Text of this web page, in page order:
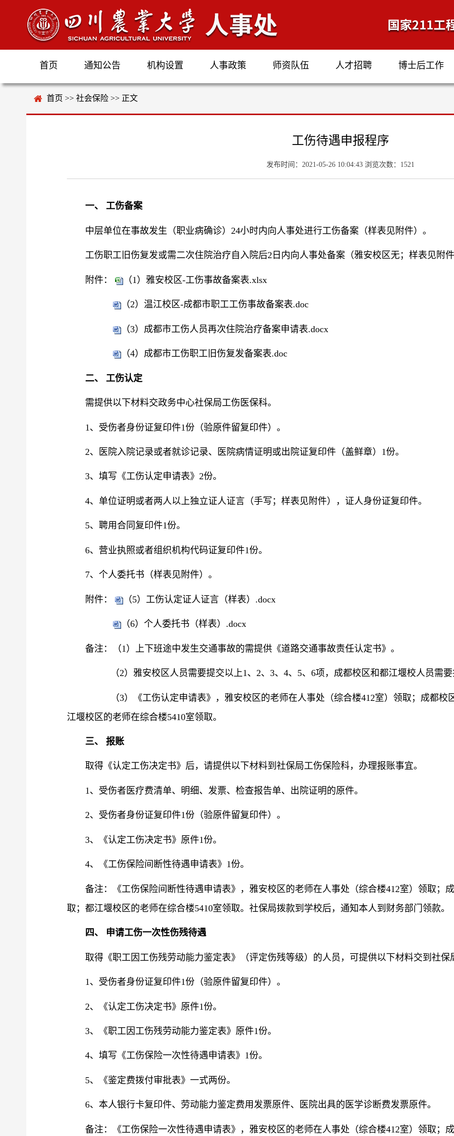
首页 通知公告 机构设置 人事政策 师资队伍 人才招聘 博士后工作
首页 >> 社会保险 >> 正文
工伤待遇申报程序
发布时间：2021-05-26 10:04:43 浏览次数： 1521
一、 工伤备案
中层单位在事故发生（职业病确诊） 24小时内向人事处进行工伤备案（样表见附件）。
工伤职工旧伤复发或需二次住院治疗自入院后2日内向人事处备案（雅安校区无；样表见
附件： （1）雅安校区-工伤事故备案表.xlsx
（2）温江校区-成都市职工工伤事故备案表.doc
（3）成都市工伤人员再次住院治疗备案申请表.docx
（4）成都市工伤职工旧伤复发备案表.doc
二、 工伤认定
需提供以下材料交政务中心社保局工伤医保科。
1、受伤者身份证复印件1份（验原件留复印件）。
2、 医院入院记录或者就诊记录、医院病情证明或出院证复印件 （盖鲜章） 1份。
3、填写《工伤认定申请表》2份。
4、单位证明或者两人以上独立证人证言（手写 ； 样表见附件），证人身份证复印件。
5、聘用合同复印件1份。
6、营业执照或者组织机构代码证复印件1份。
7、个人委托书（样表见附件）。
附件： （5）工伤认定证人证言（样表）.docx
（6）个人委托书（样表）.docx
备注：（1）上下班途中发生交通事故的需提供《道路交通事故责任认定书》。
（2） 雅安校区人员需要提交以上1、2、3、4、5、6项，成都校 区和都江堰校人员需
（3） 《工伤认定申请表》，雅安校区的老师在人事处（综合楼412室）领取；成都校
江堰校区的老师在综合楼5410室领取。
三、 报账
取得《认定工伤决定书》后，请提供以下材料到社保局工伤保险科，办理报账事宜。
1、受伤者医疗费清单、明细、发票、 检查报告单、 出院证明的原件。
2、受伤者身份证复印件1份（验原件留复印件）。
3、《认定工伤决定书》原件1份。
4、《工伤保险间断性待遇申请表》1份。
备注：《工伤保险间断性待遇申请表》，雅安校区的老师在人事处（综合楼412室）领取；
取；都江堰校区的老师在综合楼5410室领取。社保局拨款到学校后，通知本人到财务部门领款。
四 、 申请工伤一次性伤残待遇
取得《职工因工伤残劳动能力鉴定表》（评定伤残等级）的人员，可提供以下材料交到社
1、受伤者身份证复印件1份（验原件留复印件）。
2、《认定工伤决定书》原件1份。
3、《职工因工伤残劳动能力鉴定表》原件1份。
4、填写《工伤保险一次性待遇申请表》1份。
5、 《鉴定费拨付审批表》一式两份。
6、本人银行卡复印件、劳动能力鉴定费用发票原件、医院出具的医学诊断费发票原件。
备注：《工伤保险一次性待遇申请表》，雅安校区的老师在人事处（综合楼412室）领取；